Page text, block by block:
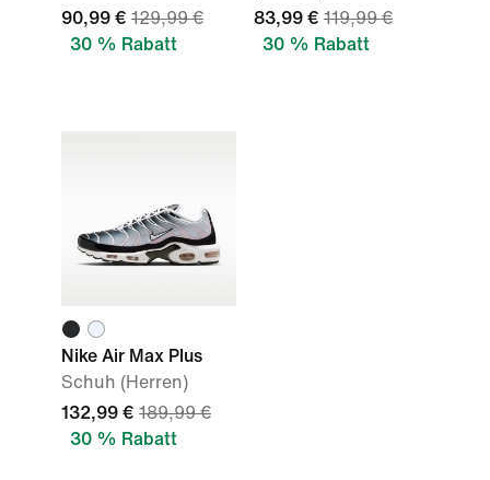
90,99 € 129,99 €
30 % Rabatt
83,99 € 119,99 €
30 % Rabatt
Nike Air Max Plus
Schuh (Herren)
132,99 € 189,99 €
30 % Rabatt